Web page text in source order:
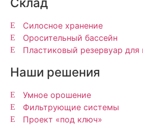
Силосное хранение
Оросительный бассейн
Пластиковый резервуар для
Наши решения
Умное орошение
Фильтрующие системы
Проект «под ключ»